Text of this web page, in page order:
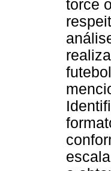
torce